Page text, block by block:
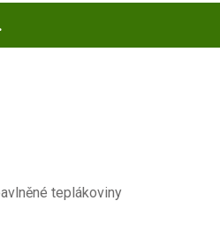
teplákoviny